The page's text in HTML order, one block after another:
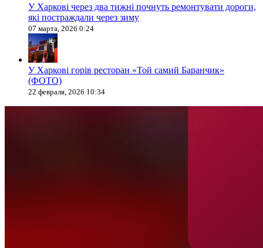
У Харкові через два тижні почнуть ремонтувати дороги,
які постраждали через зиму
07 марта, 2026 0:24
У Харкові горів ресторан «Той самий Баранчик»
(ФОТО)
22 февраля, 2026 10:34